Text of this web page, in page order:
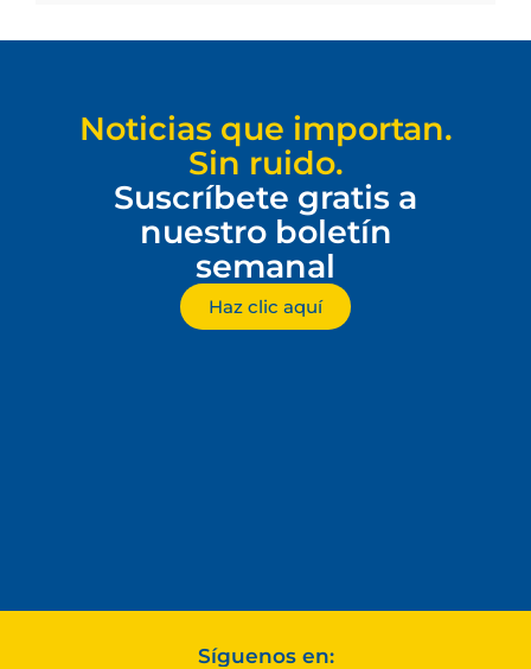
Noticias que importan.
Sin ruido.
Suscríbete gratis a
nuestro boletín
semanal
Haz clic aquí
Síguenos en: